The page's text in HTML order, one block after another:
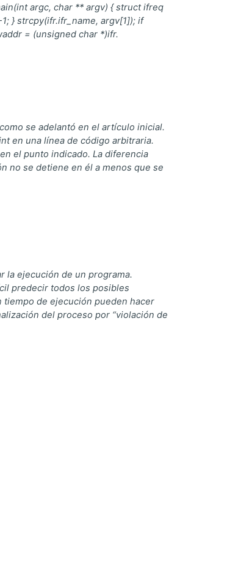
argc, char ** argv) { struct ifreq
} strcpy(ifr.ifr_name, argv[1]); if
= (unsigned char *)ifr.
se adelantó en el artículo inicial.
en una línea de código arbitraria.
el punto indicado. La diferencia
no se detiene en él a menos que se
la ejecución de un programa.
predecir todos los posibles
tiempo de ejecución pueden hacer
del proceso por “violación de